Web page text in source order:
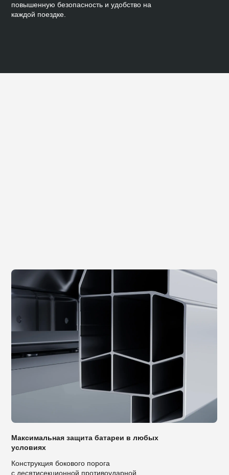
повышенную безопасность и удобство на
каждой поездке.
Максимальная защита батареи в любых
условиях
Конструкция бокового порога
с десятисекционной противоударной